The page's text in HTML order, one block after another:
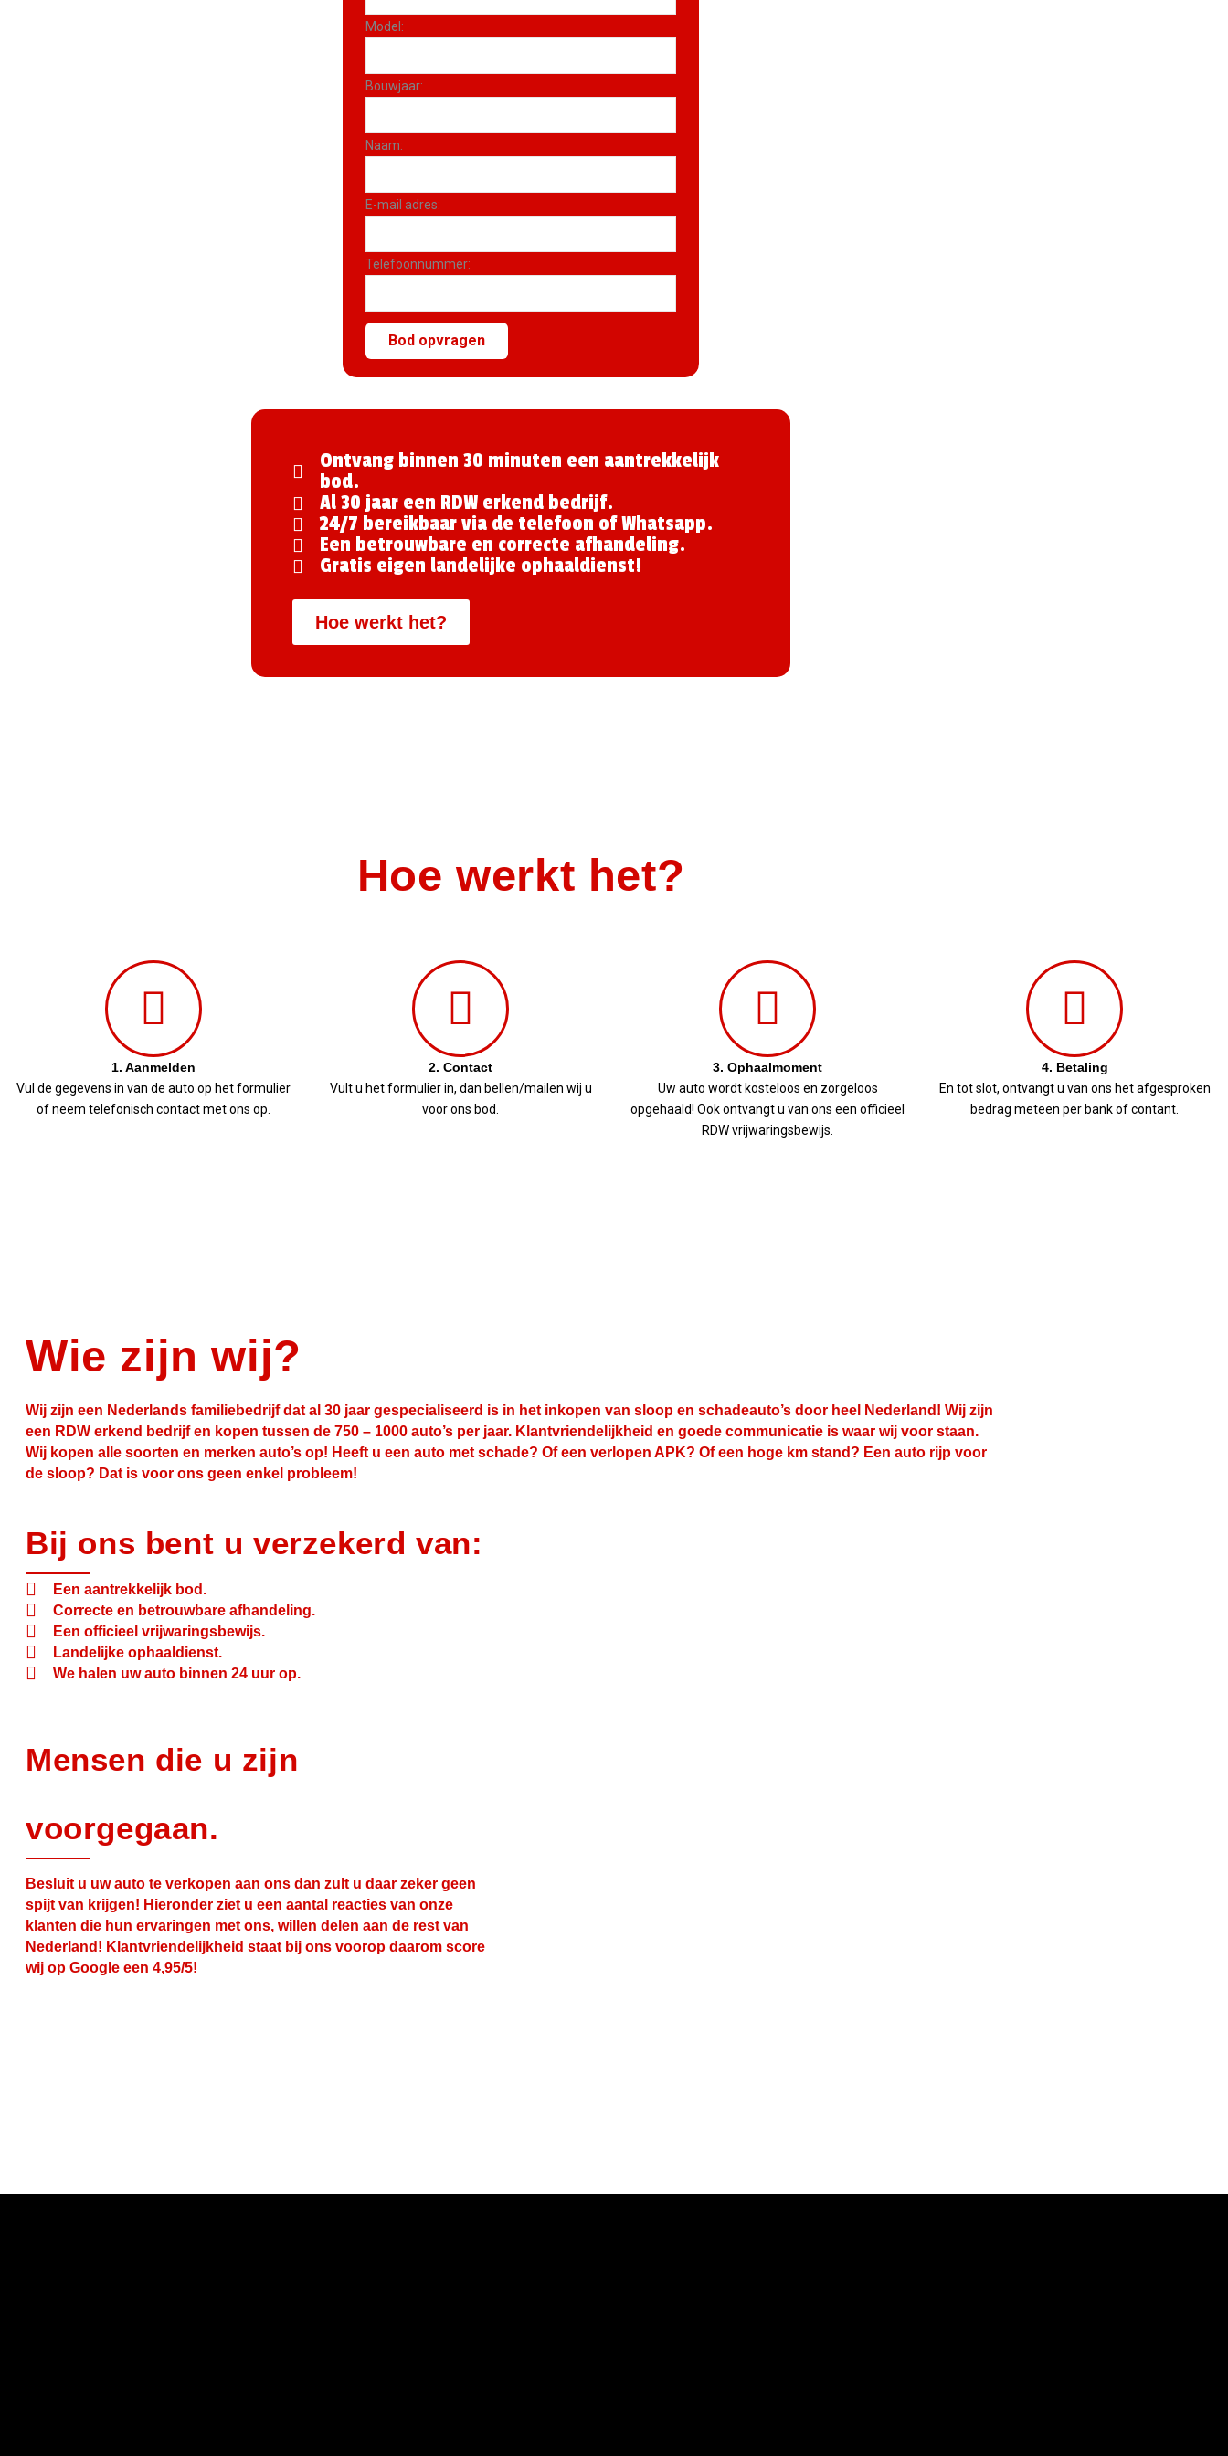
Model:
Bouwjaar:
Naam:
E-mail adres:
Telefoonnummer:
Ontvang binnen 30 minuten een aantrekkelijk
bod.
Al 30 jaar een RDW erkend bedrijf.
24/7 bereikbaar via de telefoon of Whatsapp.
Een betrouwbare en correcte afhandeling.
Gratis eigen landelijke ophaaldienst!
Hoe werkt het?
Hoe werkt het?
1. Aanmelden
Vul de gegevens in van de auto op het formulier
of neem telefonisch contact met ons op.
2. Contact
Vult u het formulier in, dan bellen/mailen wij u
voor ons bod.
3. Ophaalmoment
Uw auto wordt kosteloos en zorgeloos
opgehaald! Ook ontvangt u van ons een officieel
RDW vrijwaringsbewijs.
4. Betaling
En tot slot, ontvangt u van ons het afgesproken
bedrag meteen per bank of contant.
Wie zijn wij?
Wij zijn een Nederlands familiebedrijf dat al 30 jaar gespecialiseerd is in het inkopen van sloop en schadeauto’s door heel Nederland! Wij zijn
een RDW erkend bedrijf en kopen tussen de 750 – 1000 auto’s per jaar. Klantvriendelijkheid en goede communicatie is waar wij voor staan.
Wij kopen alle soorten en merken auto’s op! Heeft u een auto met schade? Of een verlopen APK? Of een hoge km stand? Een auto rijp voor
de sloop? Dat is voor ons geen enkel probleem!
Bij ons bent u verzekerd van:
Een aantrekkelijk bod.
Correcte en betrouwbare afhandeling.
Een officieel vrijwaringsbewijs.
Landelijke ophaaldienst.
We halen uw auto binnen 24 uur op.
Mensen die u zijn
voorgegaan.
Besluit u uw auto te verkopen aan ons dan zult u daar zeker geen
spijt van krijgen! Hieronder ziet u een aantal reacties van onze
klanten die hun ervaringen met ons, willen delen aan de rest van
Nederland! Klantvriendelijkheid staat bij ons voorop daarom score
wij op Google een 4,95/5!